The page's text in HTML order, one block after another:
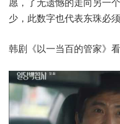
少，此数字也代表东珠必
韩剧《以一当百的管家》